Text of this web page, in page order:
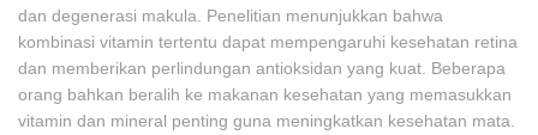
dan degenerasi makula. Penelitian menunjukkan bahwa
kombinasi vitamin tertentu dapat mempengaruhi kesehatan retina
dan memberikan perlindungan antioksidan yang kuat. Beberapa
orang bahkan beralih ke makanan kesehatan yang memasukkan
vitamin dan mineral penting guna meningkatkan kesehatan mata.